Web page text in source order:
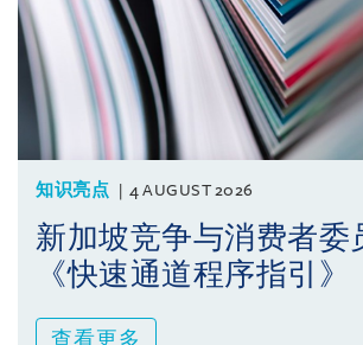
知识亮点 4 AUGUST 2026
新加坡竞争与消费者委
《快速通道程序指引》
查看更多